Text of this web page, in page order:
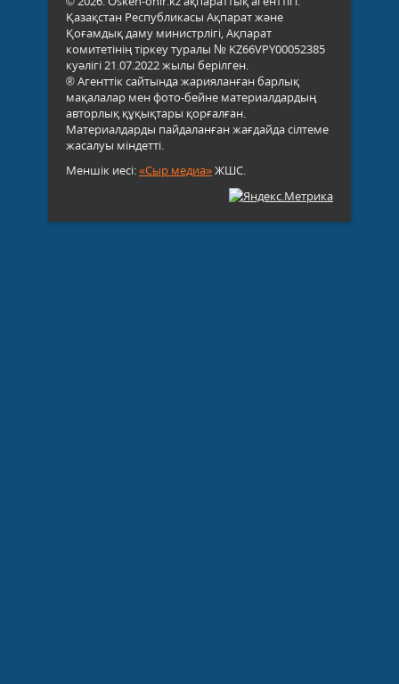
Қазақстан Республикасы Ақпарат және
Қоғамдық даму министрлігі, Ақпарат
комитетінің тіркеу туралы № KZ66VPY00052385
куәлігі 21.07.2022 жылы берілген.
® Агенттік сайтында жарияланған барлық
мақалалар мен фото-бейне материалдардың
авторлық құқықтары қорғалған.
Материалдарды пайдаланған жағдайда сілтеме
жасалуы міндетті.
Меншік иесі:«Сыр медиа»ЖШС.